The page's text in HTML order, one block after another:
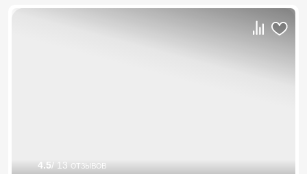
4.5/ 13 отзывов